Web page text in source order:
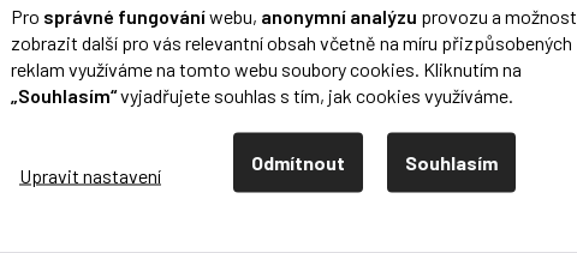
Pro správné fungováníwebu, anonymní analýzu provozu a možnost
zobrazit další pro vás relevantní obsah včetně na míru přizpůsobených
reklam využíváme na tomto webu soubory cookies. Kliknutím na
„Souhlasím“vyjadřujete souhlas s tím, jak cookies využíváme.
Odmítnout Souhlasím